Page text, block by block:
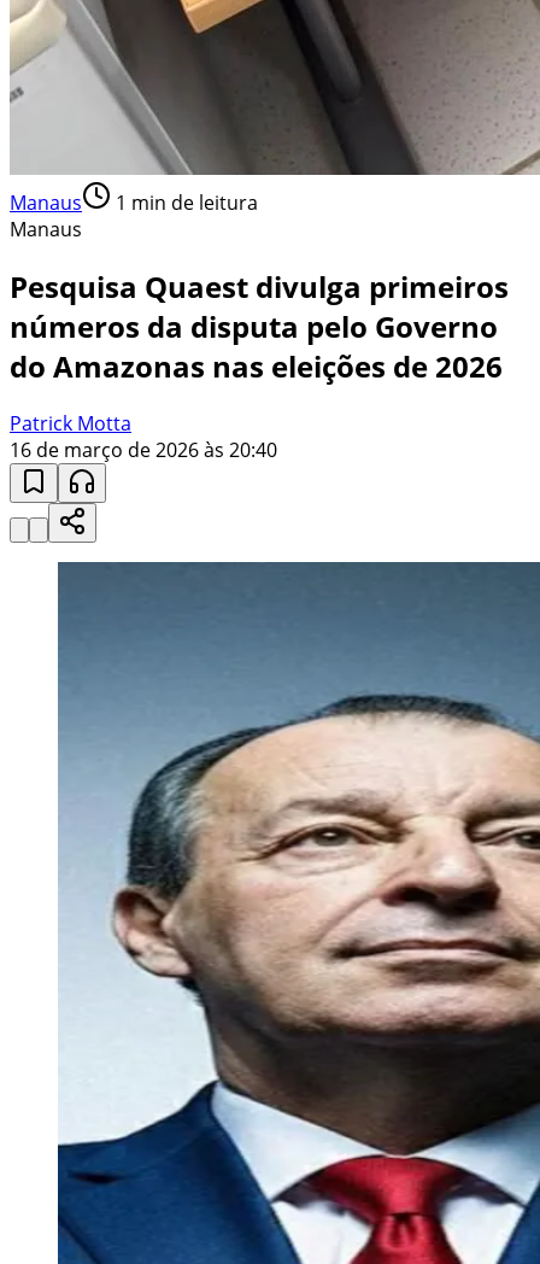
Manaus 1 min de leitura
Manaus
Pesquisa Quaest divulga primeiros
números da disputa pelo Governo
do Amazonas nas eleições de 2026
Patrick Motta
16 de março de 2026 às 20:40